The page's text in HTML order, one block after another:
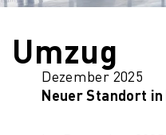
Umzug
Dezember 2025
Neuer Standort in